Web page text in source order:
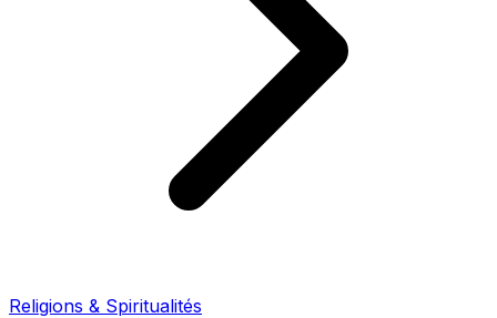
Religions & Spiritualités